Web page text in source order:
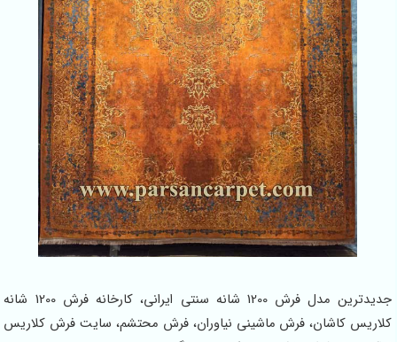
جدیدترین مدل فرش 1200 شانه سنتی ایرانی، کارخانه فرش 1200 شانه
کلاریس کاشان، فرش ماشینی نیاوران، فرش محتشم، سایت فرش کلاریس